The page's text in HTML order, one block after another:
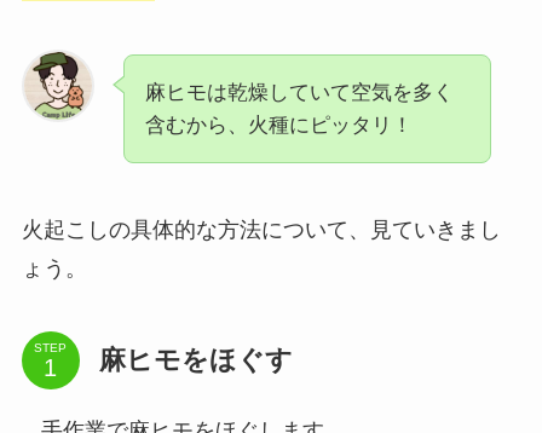
麻ヒモは乾燥していて空気を多く
含むから、火種にピッタリ！
火起こしの具体的な方法について、見ていきまし
ょう。
STEP 麻ヒモをほぐす